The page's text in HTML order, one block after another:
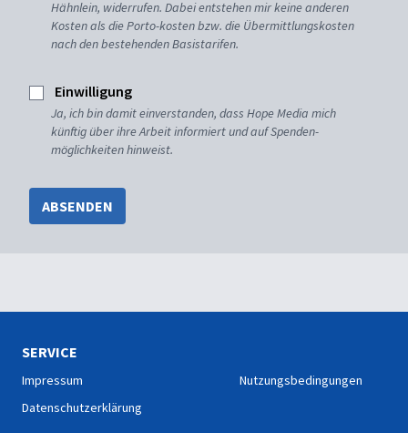
Hähnlein, widerrufen. Dabei entstehen mir keine anderen
Kosten als die Porto-kosten bzw. die Übermittlungskosten
nach den bestehenden Basistarifen.
Einwilligung
Ja, ich bin damit einverstanden, dass Hope Media mich
künftig über ihre Arbeit informiert und auf Spenden-
möglichkeiten hinweist.
ABSENDEN
SERVICE
Impressum
Datenschutzerklärung
Nutzungsbedingungen